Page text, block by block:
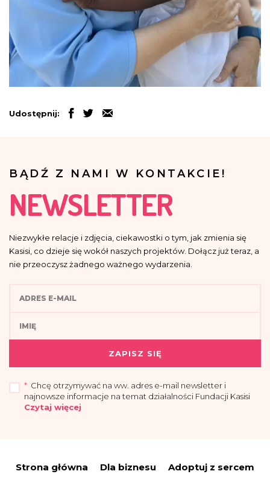
Udostępnij:
BĄDŹ Z NAMI W KONTAKCIE!
NEWSLETTER
Niezwykłe relacje i zdjęcia, ciekawostki o tym, jak zmienia się
Kasisi, co dzieje się wokół naszych projektów. Dołącz już teraz, a
nie przeoczysz żadnego ważnego wydarzenia.
ZAPISZ SIĘ
* Chcę otrzymywać na ww. adres e-mail newsletter i
najnowsze informacje na temat działalności Fundacji Kasisi
Czytaj więcej
Administrator wyznaczył Inspektora Danych Osobowych, z którym można się
Strona główna Dla biznesu
Adoptuj z sercem